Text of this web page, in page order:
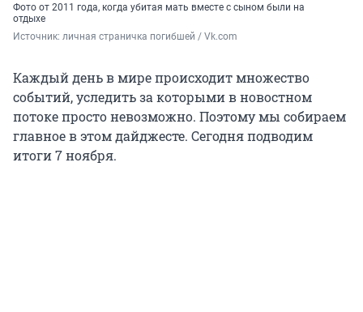
Фото от 2011 года, когда убитая мать вместе с сыном были на
отдыхе
Источник: личная страничка погибшей / Vk.com
Каждый день в мире происходит множество
событий, уследить за которыми в новостном
потоке просто невозможно. Поэтому мы собираем
главное в этом дайджесте. Сегодня подводим
итоги 7 ноября.